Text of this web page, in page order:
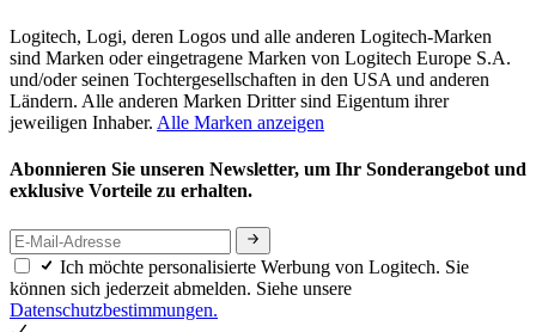
Logitech, Logi, deren Logos und alle anderen Logitech-Marken
sind Marken oder eingetragene Marken von Logitech Europe S.A.
und/oder seinen Tochtergesellschaften in den USA und anderen
Ländern. Alle anderen Marken Dritter sind Eigentum ihrer
jeweiligen Inhaber. Alle Marken anzeigen
Abonnieren Sie unseren Newsletter, um Ihr Sonderangebot und
exklusive Vorteile zu erhalten.
Ich möchte personalisierte Werbung von Logitech. Sie
können sich jederzeit abmelden. Siehe unsere
Datenschutzbestimmungen.